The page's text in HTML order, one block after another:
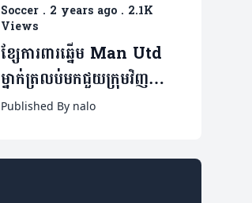
Soccer . 2 years ago . 2.1K
Views
ខ្សែការពារឆ្នើម Man Utd
ម្នាក់ត្រលប់មកជួយក្រុមវិញ
ក្រោយរបួសរាប់ខែ
Published By nalo